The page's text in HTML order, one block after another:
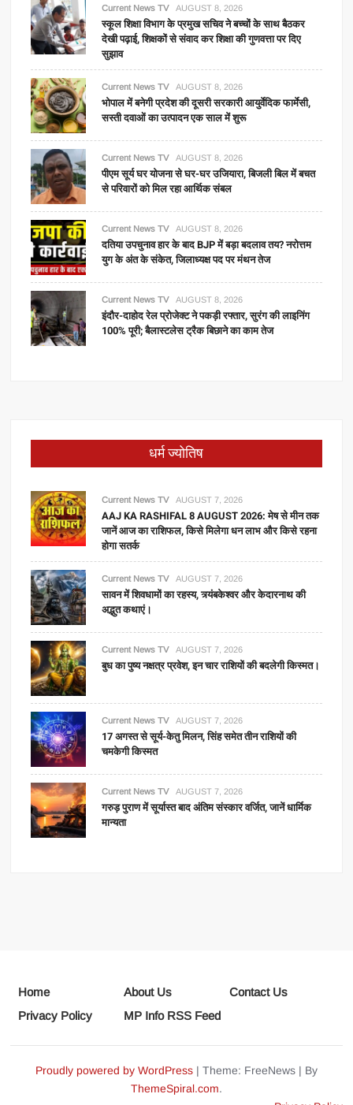
Current News TV AUGUST 8, 2026
स्कूल शिक्षा विभाग के प्रमुख सचिव ने बच्चों के साथ बैठकर
देखी पढ़ाई, शिक्षकों से संवाद कर शिक्षा की गुणवत्ता पर दिए
सुझाव
Current News TV AUGUST 8, 2026
भोपाल में बनेगी प्रदेश की दूसरी सरकारी आयुर्वेदिक फार्मेसी,
सस्ती दवाओं का उत्पादन एक साल में शुरू
Current News TV AUGUST 8, 2026
पीएम सूर्य घर योजना से घर-घर उजियारा, बिजली बिल में बचत
से परिवारों को मिल रहा आर्थिक संबल
Current News TV AUGUST 8, 2026
दतिया उपचुनाव हार के बाद BJP में बड़ा बदलाव तय? नरोत्तम
युग के अंत के संकेत, जिलाध्यक्ष पद पर मंथन तेज
Current News TV AUGUST 8, 2026
इंदौर-दाहोद रेल प्रोजेक्ट ने पकड़ी रफ्तार, सुरंग की लाइनिंग
100% पूरी; बैलास्टलेस ट्रैक बिछाने का काम तेज
धर्म ज्योतिष
Current News TV AUGUST 7, 2026
AAJ KA RASHIFAL 8 AUGUST 2026: मेष से मीन तक
जानें आज का राशिफल, किसे मिलेगा धन लाभ और किसे रहना
होगा सतर्क
Current News TV AUGUST 7, 2026
सावन में शिवधामों का रहस्य, त्र्यंबकेश्वर और केदारनाथ की
अद्भुत कथाएं।
Current News TV AUGUST 7, 2026
बुध का पुष्य नक्षत्र प्रवेश, इन चार राशियों की बदलेगी किस्मत।
Current News TV AUGUST 7, 2026
17 अगस्त से सूर्य-केतु मिलन, सिंह समेत तीन राशियों की
चमकेगी किस्मत
Current News TV AUGUST 7, 2026
गरुड़ पुराण में सूर्यास्त बाद अंतिम संस्कार वर्जित, जानें धार्मिक
मान्यता
Home About Us
Contact Us
Privacy Policy
MP Info RSS Feed
Proudly powered by WordPress | Theme: FreeNews | By
ThemeSpiral.com.